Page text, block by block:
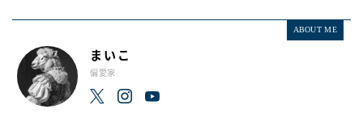
ABOUT ME
まいこ
偏愛家